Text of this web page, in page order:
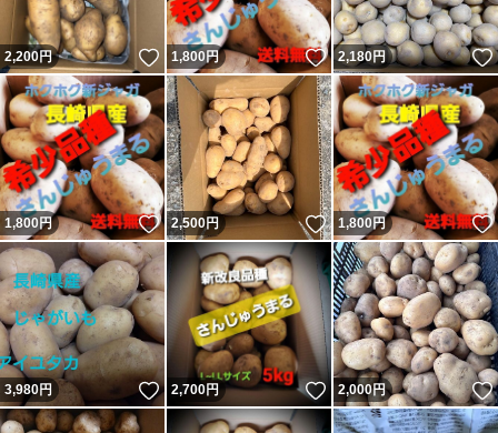
2,200円 いいね！
1,800 円 いいね！
2,180円
1,800 円 いいね！
2,500円 いいね！
1,800 円
3,980円 いいね！
2,700円 いいね！
2,000円